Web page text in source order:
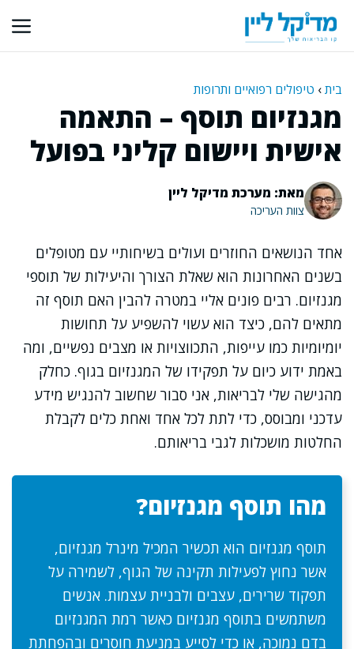
לתוכן
בית› טיפולים רפואיים ותרופות
מגנזיום תוסף – התאמה
אישית ויישום קליני בפועל
מאת: מערכת מדיקל ליין
צוות העריכה
אחד הנושאים החוזרים ועולים בשיחותיי עם מטופלים
בשנים האחרונות הוא שאלת הצורך והיעילות של תוספי
מגנזיום. רבים פונים אליי במטרה להבין האם תוסף זה
מתאים להם, כיצד הוא עשוי להשפיע על תחושות
יומיומיות כמו עייפות, התכווצויות או מצבים נפשיים, ומה
באמת ידוע כיום על תפקידו של המגנזיום בגוף. כחלק
מהגישה שלי לבריאות, אני סבור שחשוב להנגיש מידע
עדכני ומבוסס, כדי לתת לכל אחד ואחת כלים לקבלת
החלטות מושכלות לגבי בריאותם.
מהו תוסף מגנזיום?
תוסף מגנזיום הוא תכשיר המכיל מינרל מגנזיום,
אשר נחוץ לפעילות תקינה של הגוף, לשמירה על
תפקוד שרירים, עצבים ולבניית עצמות. אנשים
משתמשים בתוסף מגנזיום כאשר רמת המגנזיום
בדם נמוכה, או כדי לסייע במניעת חוסרים ובהפחתת